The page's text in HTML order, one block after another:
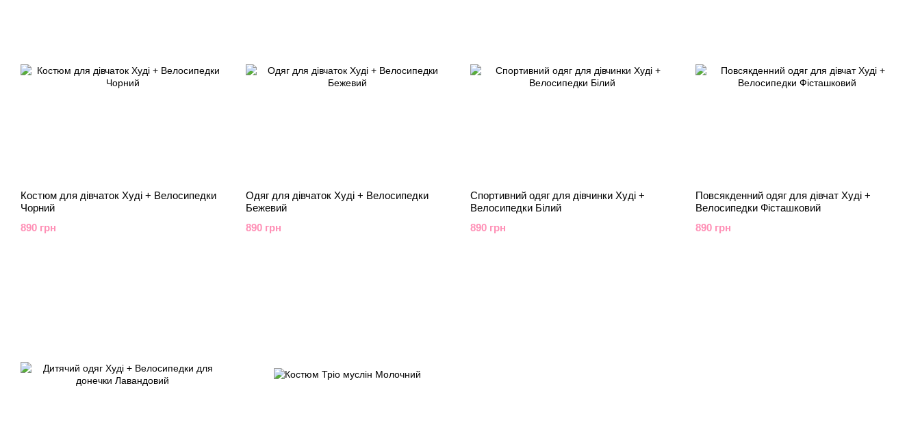
Костюм для дівчаток Худі + Велосипедки
Чорний
890 грн
Одяг для дівчаток Худі + Велосипедки
Бежевий
890 грн
Спортивний одяг для дівчинки Худі +
Велосипедки Білий
890 грн
Повсякденний одяг для дівчат Худі +
Велосипедки Фісташковий
890 грн